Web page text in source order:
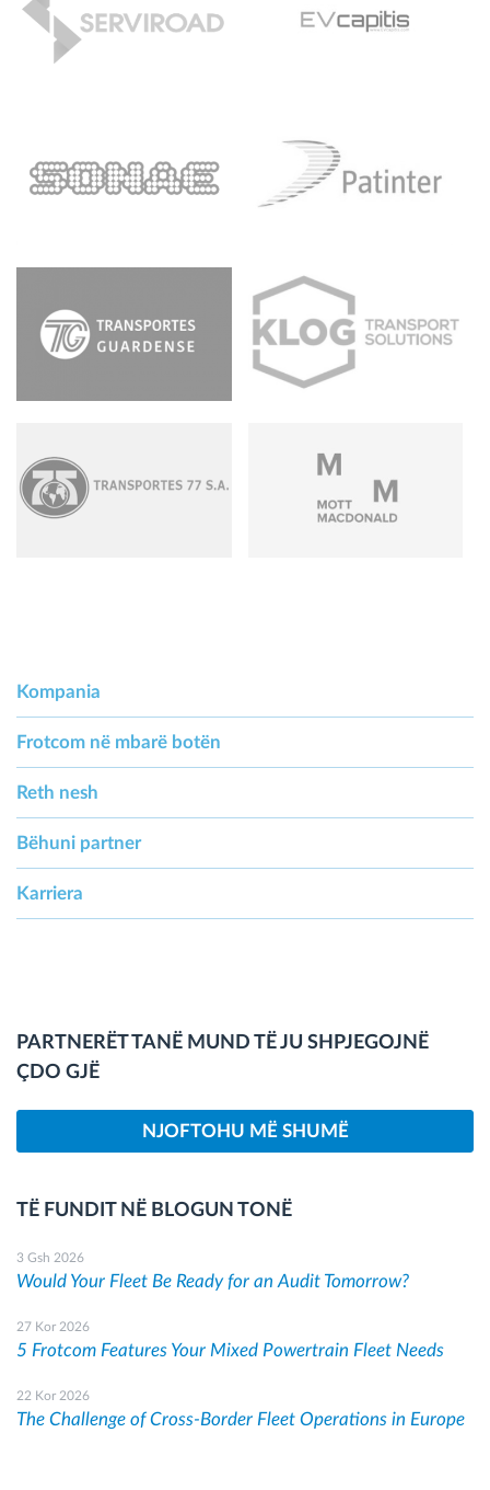
Kompania
Frotcom në mbarë botën
Reth nesh
Bëhuni partner
Karriera
PARTNERËT TANË MUND TË JU SHPJEGOJNË
ÇDO GJË
NJOFTOHU MË SHUMË
TË FUNDIT NË BLOGUN TONË
3 Gsh 2026
Would Your Fleet Be Ready for an Audit Tomorrow?
27 Kor 2026
5 Frotcom Features Your Mixed Powertrain Fleet Needs
22 Kor 2026
The Challenge of Cross-Border Fleet Operations in Europe